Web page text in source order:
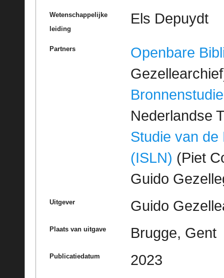
Wetenschappelijke
leiding
Els Depuydt
Partners
Openbare
Bronnenstudie
Nederlandse
Studie van de
(ISLN) (Piet
Guido
Uitgever Guido
Plaats van uitgave Brugge, Gent
Publicatiedatum 2023